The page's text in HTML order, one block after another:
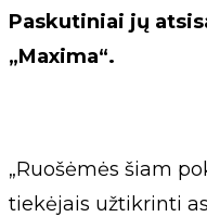
Paskutiniai jų
„Maxima“.
„Ruošėmės šiam
tiekėjais užtikrinti